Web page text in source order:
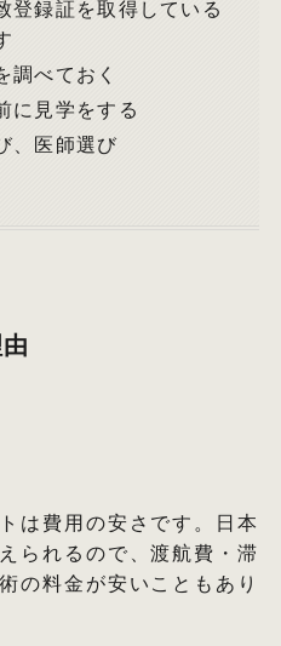
登録証を取得している
調べておく
に見学をする
、医師選び
は費用の安さです。日本
られるので、渡航費・滞
の料金が安いこともあり